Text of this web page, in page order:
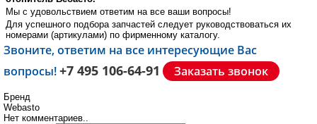
Мы с удовольствием ответим на все ваши вопросы!
Для успешного подбора запчастей следует руководствоваться их
номерами (артикулами) по фирменному каталогу.
Звоните, ответим на все интересующие Вас
вопросы!+7 495 106-64-91 Заказать звонок
Бренд
Webasto
Нет комментариев..